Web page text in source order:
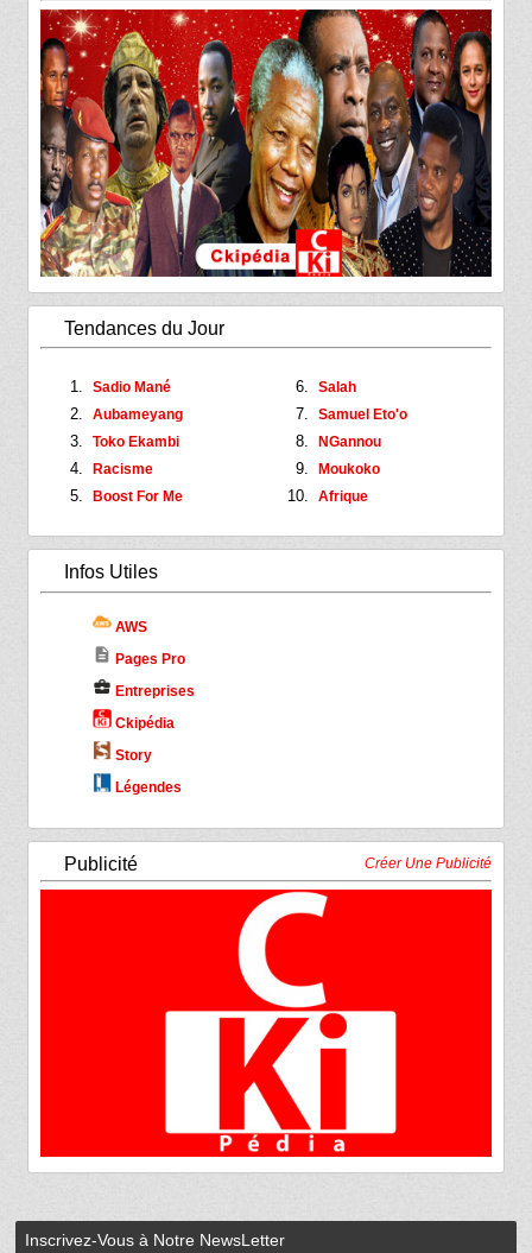
Tendances du Jour
Sadio Mané
Aubameyang
Toko Ekambi
Racisme
Boost For Me
Salah
Samuel Eto'o
NGannou
Moukoko
Afrique
Infos Utiles
AWS
description Pages Pro
business_center Entreprises
Ckipédia
Story
Légendes
Publicité Créer Une Publicité
Inscrivez-Vous à Notre NewsLetter